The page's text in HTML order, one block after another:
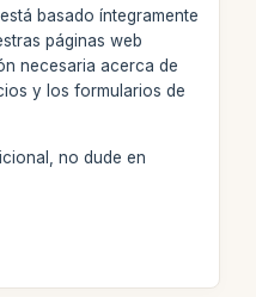
basado íntegramente
páginas web
necesaria acerca de
y los formularios de
no dude en